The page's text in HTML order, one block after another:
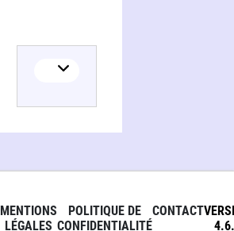
MENTIONS
LÉGALES
POLITIQUE DE
CONFIDENTIALITÉ
CONTACT